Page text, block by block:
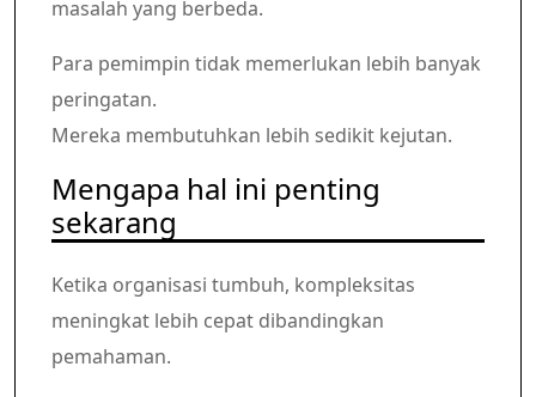
masalah yang berbeda.
Para pemimpin tidak memerlukan lebih banyak
peringatan.
Mereka membutuhkan lebih sedikit kejutan.
Mengapa hal ini penting
sekarang
Ketika organisasi tumbuh, kompleksitas
meningkat lebih cepat dibandingkan
pemahaman.